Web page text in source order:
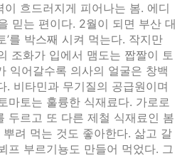
흐드러지게 피어나는 봄. 에디
믿는 편이다. 2월이 되면 부산 대
’를 박스째 시켜 먹는다. 작지만
조화가 입에서 맴도는 짭짤이 토
익어갈수록 의사의 얼굴은 창백
. 비타민과 무기질의 공급원이며
마토는 훌륭한 식재료다. 가로로
두르고 또 다른 제철 식재료인 봄
려 먹는 것도 좋아한다. 삶고 갈
프 부르기뇽도 만들어 먹었다. 그